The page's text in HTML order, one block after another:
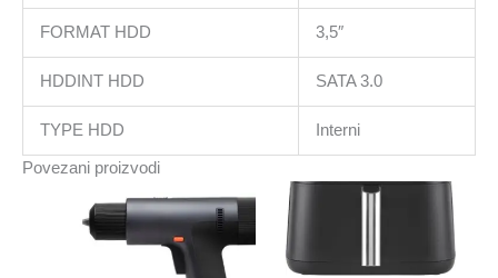
FORMAT HDD 3,5″
HDDINT HDD SATA 3.0
TYPE HDD Interni
Povezani proizvodi